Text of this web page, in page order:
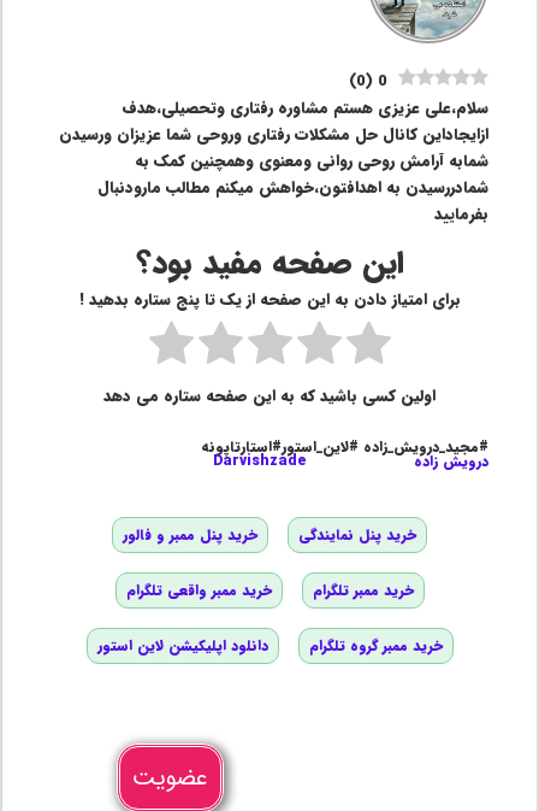
0
(
0
)
سلام،علی عزیزی هستم مشاوره رفتاری وتحصیلی،هدف
ازایجاداین کانال حل مشکلات رفتاری وروحی شما عزیزان ورسیدن
شمابه آرامش روحی روانی ومعنوی وهمچنین کمک به
شمادررسیدن به اهدافتون،خواهش میکنم مطالب مارودنبال
بفرمایید
این صفحه مفید بود؟
برای امتیاز دادن به این صفحه از یک تا پنج ستاره بدهید !
اولین کسی باشید که به این صفحه ستاره می دهد
#مجید_درویش_زاده #لاین_استور#استارتاپونه
درویش زاده Darvishzade
خرید پنل نمایندگی خرید پنل ممبر و فالور
خرید ممبر تلگرام خرید ممبر واقعی تلگرام
خرید ممبر گروه تلگرام دانلود اپلیکیشن لاین استور
عضویت